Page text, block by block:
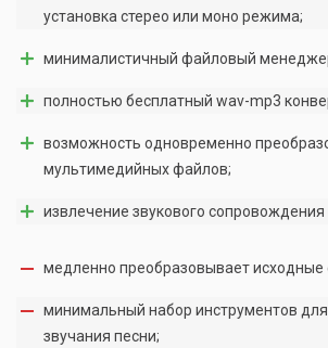
установка стерео или моно режима;
минималистичный файловый
полностью бесплатный wav-mp3
возможность одновременно
мультимедийных файлов;
извлечение звукового сопровождения
медленно преобразовывает
минимальный набор инструментов
звучания песни;